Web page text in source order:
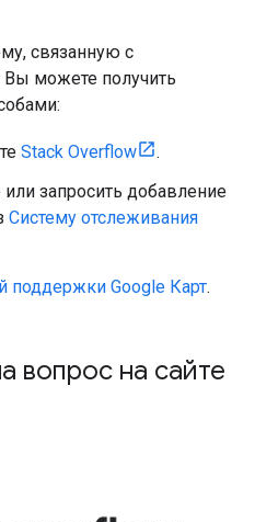
связанную с
Вы можете получить
Stack Overflow
.
запросить добавление
Систему отслеживания
поддержки Google Карт.
вопрос на сайте